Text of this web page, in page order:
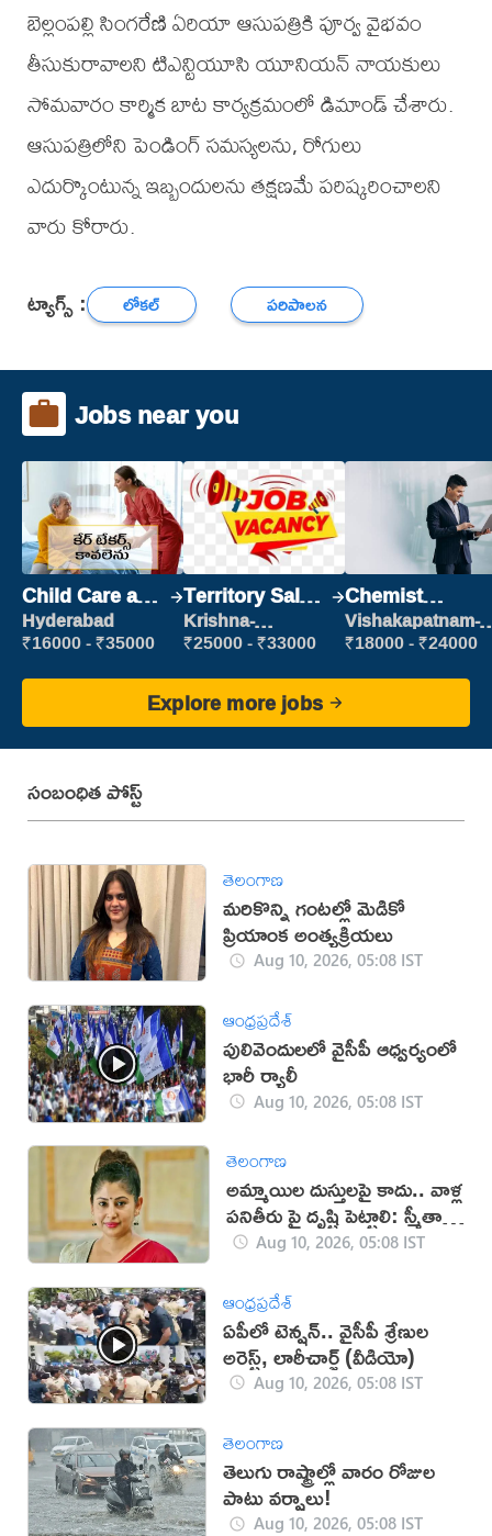
బెల్లంపల్లి సింగరేణి ఏరియా ఆసుపత్రికి పూర్వ వైభవం
తీసుకురావాలని టిఎన్టియూసి యూనియన్ నాయకులు
సోమవారం కార్మిక బాట కార్యక్రమంలో డిమాండ్ చేశారు.
ఆసుపత్రిలోని పెండింగ్ సమస్యలను, రోగులు
ఎదుర్కొంటున్న ఇబ్బందులను తక్షణమే పరిష్కరించాలని
వారు కోరారు.
ట్యాగ్స్ : లోకల్ పరిపాలన
Jobs near you
Child Care and
Patient care
Hyderabad
₹16000 - ₹35000
Territory Sales
Manager
Krishna-
vijayawada
₹25000 - ₹33000
Chemist
Production
Executive
Vishakapatnam-
new
₹18000 - ₹24000
Explore more jobs
సంబంధిత పోస్ట్
తెలంగాణ
మరికొన్ని గంటల్లో మెడికో
ప్రియాంక అంత్యక్రియలు
Aug 10, 2026, 05:08 IST
ఆంధ్రప్రదేశ్
పులివెందులలో వైసీపీ ఆధ్వర్యంలో
భారీ ర్యాలీ
Aug 10, 2026, 05:08 IST
తెలంగాణ
అమ్మాయిల దుస్తులపై కాదు.. వాళ్ల
పనితీరు పై దృష్టి పెట్టాలి: స్మీతా
సబర్వాల్
Aug 10, 2026, 05:08 IST
ఆంధ్రప్రదేశ్
ఏపీలో టెన్షన్.. వైసీపీ శ్రేణుల
అరెస్ట్, లాఠీచార్జ్‌ (వీడియో)
Aug 10, 2026, 05:08 IST
తెలంగాణ
తెలుగు రాష్ట్రాల్లో వారం రోజుల
పాటు వర్షాలు!
Aug 10, 2026, 05:08 IST